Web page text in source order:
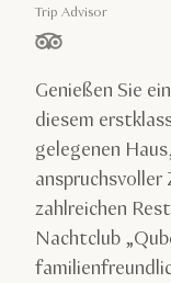
Trip Advisor
von 5 Sternen,
Genießen Sie
diesem
gelegenen
zahlreichen
Nachtclub